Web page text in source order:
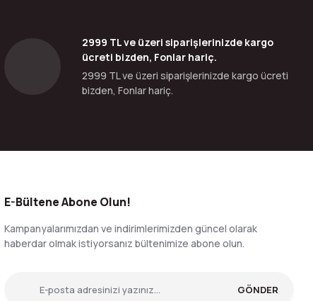
2999 TL ve üzeri siparişlerinizde kargo
ücreti bizden, Fonlar hariç.
2999 TL ve üzeri siparişlerinizde kargo ücreti
bizden, Fonlar hariç.
E-Bültene Abone Olun!
Kampanyalarımızdan ve indirimlerimizden güncel olarak
haberdar olmak istiyorsanız bültenimize abone olun.
GÖNDER